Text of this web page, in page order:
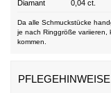
Diamant
0,04 ct.
Da alle Schmuckstücke
je nach Ringgröße variieren,
kommen.
PFLEGEHINWEISE